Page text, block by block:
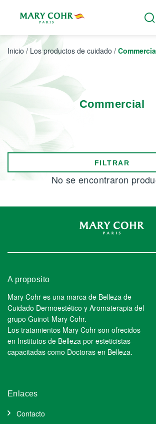
Inicio / Los productos de cuidado /
Commercial
FILTRAR
No se encontraron
A proposito
Mary Cohr es una marca de Belleza de
Cuidado Dermoestético y Aromaterapia del
grupo Guinot-Mary Cohr.
Los tratamientos Mary Cohr son ofrecidos
en Institutos de Belleza por esteticistas
capacitadas como Doctoras en Belleza.
Enlaces
Contacto